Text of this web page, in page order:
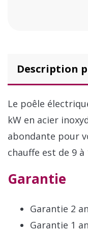
Description
Le poêle
kW en acier
abondante pour
chauffe est de 9 à
Garantie
Garantie 2
Garantie 1